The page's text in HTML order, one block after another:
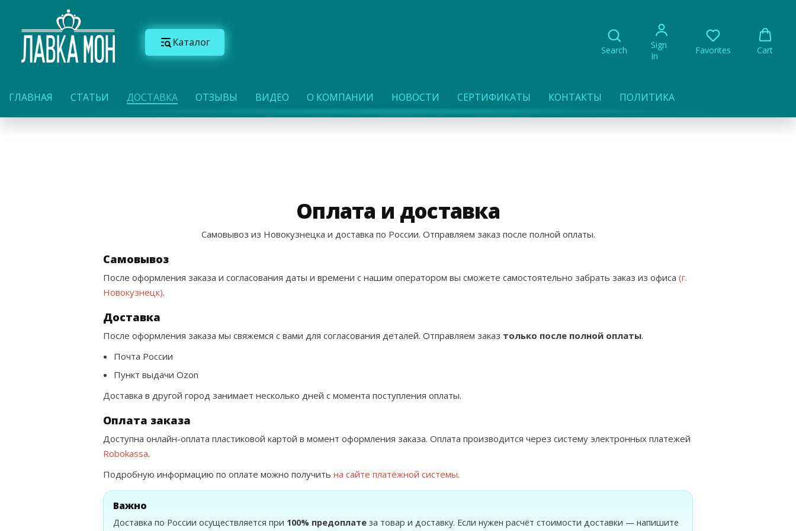
Каталог
Search
Sign
In
Favorites Cart
ГЛАВНАЯ СТАТЬИ ДОСТАВКА ОТЗЫВЫ ВИДЕО О КОМПАНИИ НОВОСТИ СЕРТИФИКАТЫ КОНТАКТЫ ПОЛИТИКА
Оплата и доставка
Самовывоз из Новокузнецка и доставка по России. Отправляем заказ после полной оплаты.
Самовывоз
После оформления заказа и согласования даты и времени с нашим оператором вы сможете самостоятельно забрать заказ из офиса (г.
Новокузнецк).
Доставка
После оформления заказа мы свяжемся с вами для согласования деталей. Отправляем заказ только после полной оплаты.
Почта России
Пункт выдачи Ozon
Доставка в другой город занимает несколько дней с момента поступления оплаты.
Оплата заказа
Доступна онлайн-оплата пластиковой картой в момент оформления заказа. Оплата производится через систему электронных платежей
Robokassa.
Подробную информацию по оплате можно получить на сайте платёжной системы.
Важно
Доставка по России осуществляется при 100% предоплате за товар и доставку. Если нужен расчёт стоимости доставки — напишите